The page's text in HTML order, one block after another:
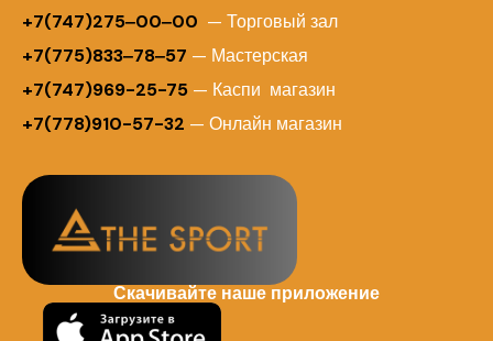
+7(747)275‒00‒00 — Торговый зал
+7(775)833‒78‒57 — Мастерская
+7(747)969-25-75 — Каспи магазин
+7(778)910-57-32 — Онлайн магазин
Скачивайте наше приложение